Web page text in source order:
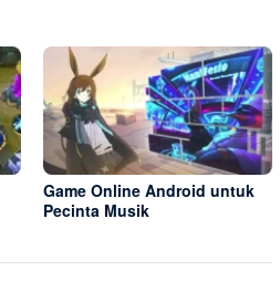
Game Online Android untuk
Pecinta Musik